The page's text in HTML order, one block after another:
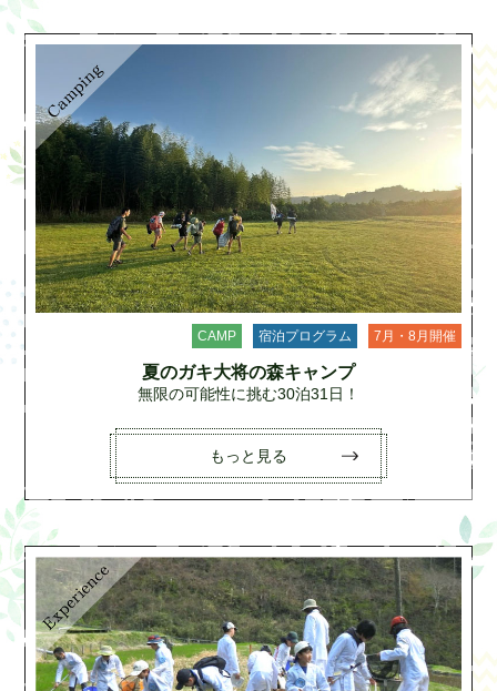
CAMP 宿泊プログラム 7月・8月開催
夏のガキ大将の森キャンプ
無限の可能性に挑む30泊31日！
もっと見る